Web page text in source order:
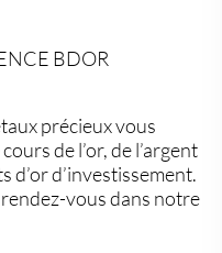
BDOR
précieux vous
de l’or, de l’argent
d’or d’investissement.
vous dans notre